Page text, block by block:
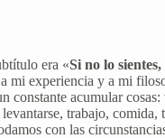
era «Si no lo
experiencia y a mi
constante acumular
trabajo,
con las